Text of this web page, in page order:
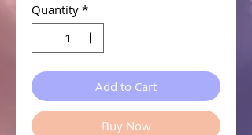
Quantity *
Add to Cart
Buy Now